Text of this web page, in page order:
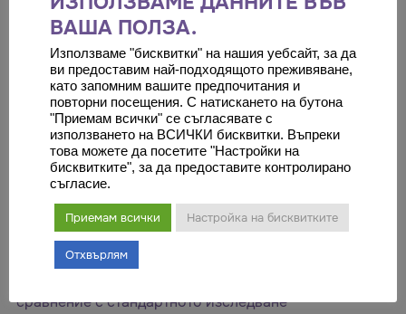
GenomeBreast+ предоставя детайлна информация за
генетичните мутации в 28 гена, свързани с рак на
гърдата и яйчниците, както и с други видове рак.
Тази информация включва не само наличието на
мутации, но и как те могат да повлияят на риска от
развитие на заболяване. Резултатите от
изследването могат да бъдат използвани за
разработване на персонализирани стратегии за
мониторинг, превенция и лечение.
В заключение, GenomeBreast+ предлага по-широк и
сравнение с стандартното изследване
ВАША ПОЛЗА.
Използваме "бисквитки" на нашия уебсайт, за да
ви предоставим най-подходящото преживяване,
като запомним вашите предпочитания и
повторни посещения. С натискането на бутона
"Приемам всички" се съгласявате с
използването на ВСИЧКИ бисквитки. Въпреки
това можете да посетите "Настройки на
бисквитките", за да предоставите контролирано
съгласие.
Приемам всички Настройка на бисквитките
Отхвърлям